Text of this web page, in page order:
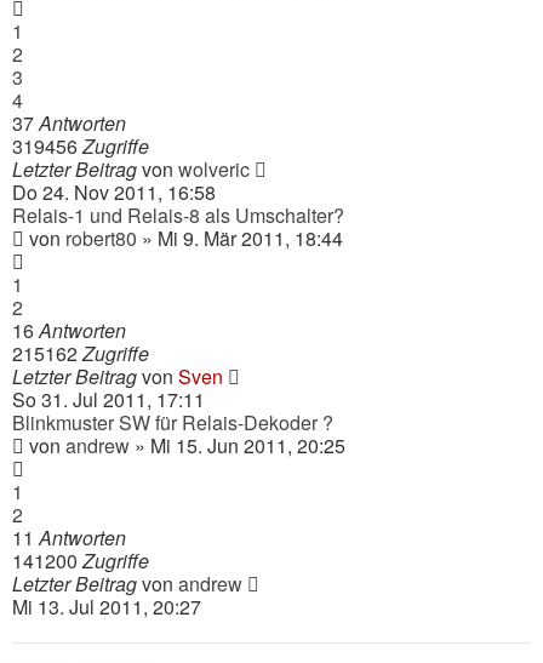
1
2
3
4
37Antworten
319456Zugriffe
Letzter Beitragvon wolveric
Do 24. Nov 2011, 16:58
Relais-1 und Relais-8 als Umschalter?
von robert80 » Mi 9. Mär 2011, 18:44
1
2
16Antworten
215162Zugriffe
Letzter Beitragvon Sven
So 31. Jul 2011, 17:11
Blinkmuster SW für Relais-Dekoder ?
von andrew » Mi 15. Jun 2011, 20:25
1
2
11Antworten
141200Zugriffe
Letzter Beitragvon andrew
Mi 13. Jul 2011, 20:27